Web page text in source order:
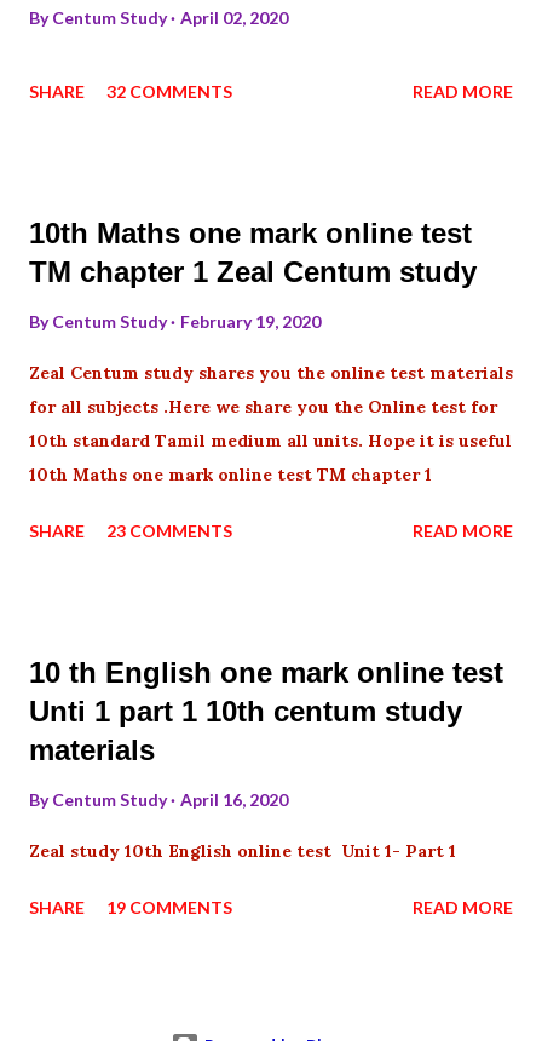
ByCentum Study April 02, 2020
SHARE 32 COMMENTS READ MORE
10th Maths one mark online test
TM chapter 1 Zeal Centum study
ByCentum Study February 19, 2020
Zeal Centum study shares you the online test materials
for all subjects .Here we share you the Online test for
10th standard Tamil medium all units. Hope it is useful
10th Maths one mark online test TM chapter 1
SHARE 23 COMMENTS READ MORE
10 th English one mark online test
Unti 1 part 1 10th centum study
materials
ByCentum Study April 16, 2020
Zeal study 10th English online test Unit 1- Part 1
SHARE 19 COMMENTS READ MORE